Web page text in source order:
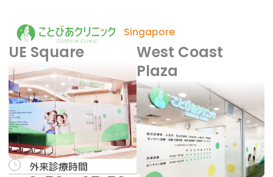
Singapore
UE Square
外来診療時間
West Coast
Plaza